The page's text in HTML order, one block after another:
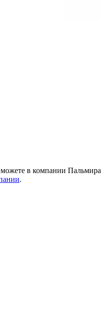
в компании Пальмира
.